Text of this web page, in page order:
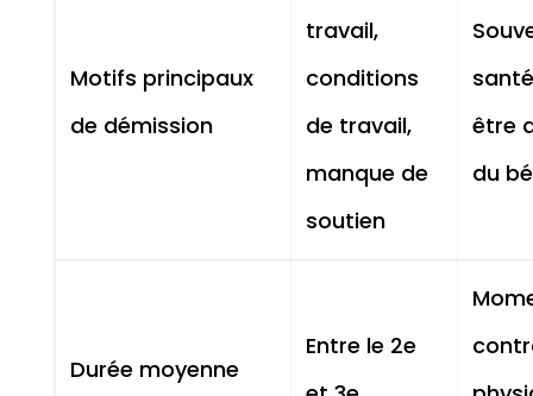
Motifs principaux
de démission
travail,
conditions
de travail,
manque de
soutien
être
du
Durée moyenne
Entre le 2e